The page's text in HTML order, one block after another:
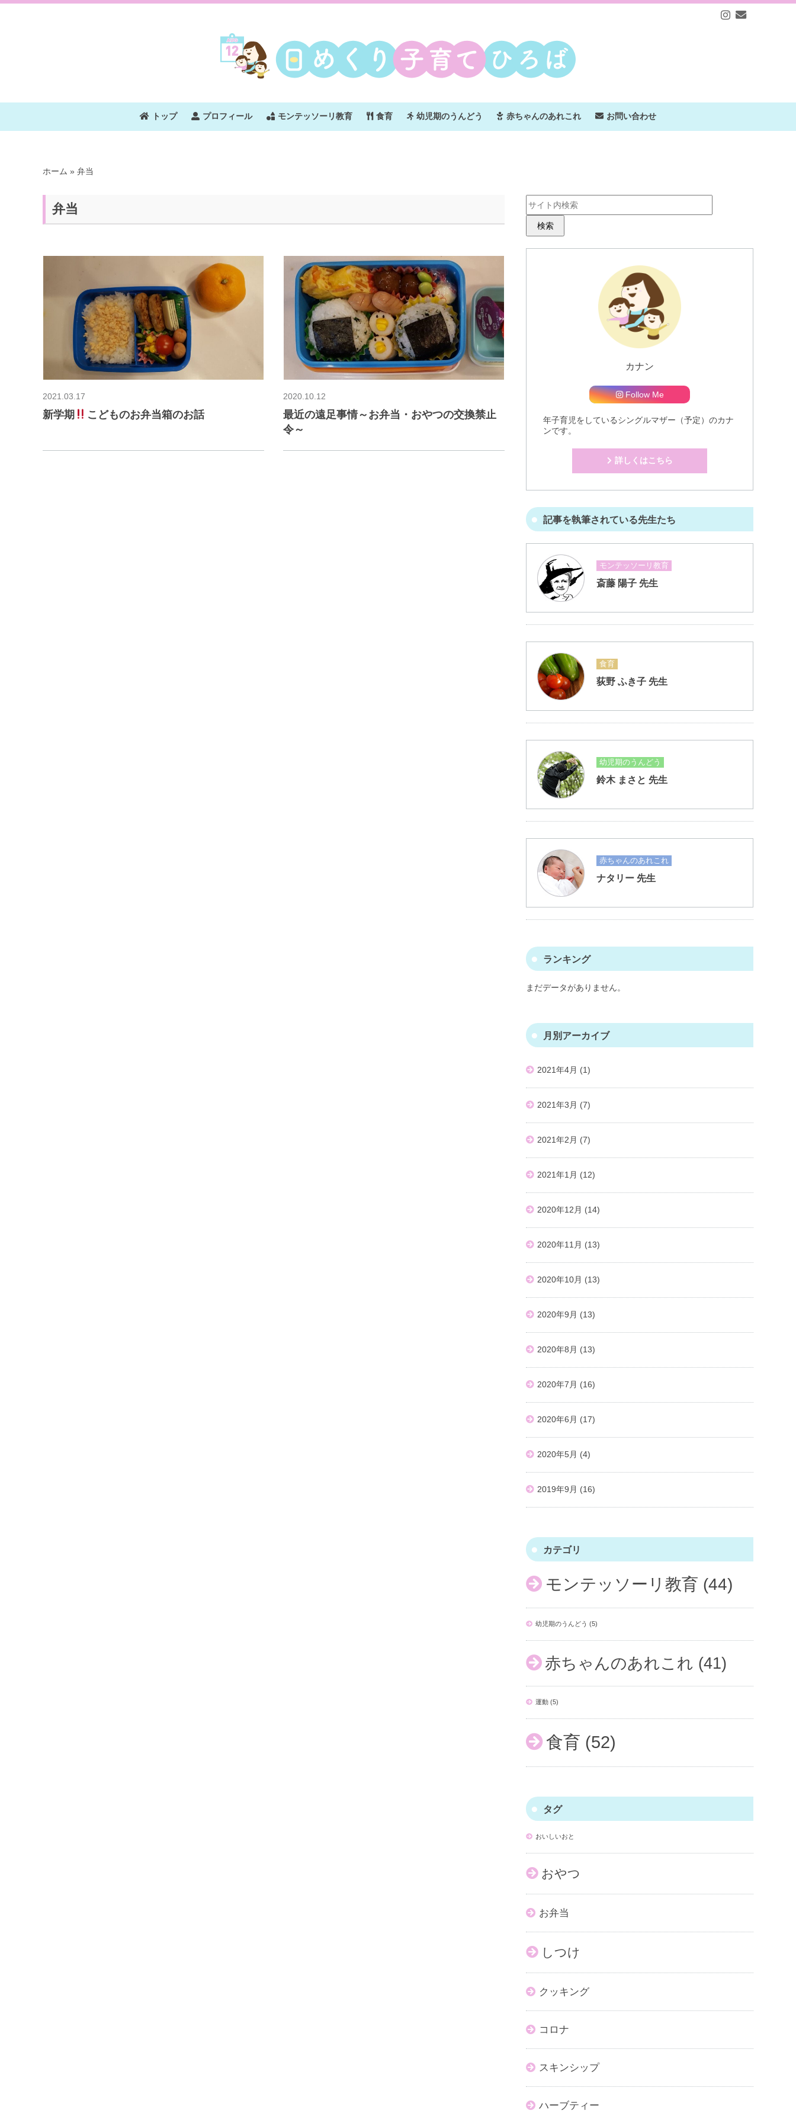
トップ プロフィール モンテッソーリ教育 食育 幼児期のうんどう 赤ちゃんのあれこれ お問い合わせ
ホーム » 弁当
弁当
2021.03.17
新学期 こどものお弁当箱のお話
2020.10.12
最近の遠足事情～お弁当・おやつの交換禁止
令～
検索
カナン
Follow Me
年子育児をしているシングルマザー（予定）のカナ
ンです。
詳しくはこちら
記事を執筆されている先生たち
モンテッソーリ教育
斎藤 陽子 先生
食育
荻野 ふき子 先生
幼児期のうんどう
鈴木 まさと 先生
赤ちゃんのあれこれ
ナタリー 先生
ランキング
まだデータがありません。
月別アーカイブ
2021年4月 (1)
2021年3月 (7)
2021年2月 (7)
2021年1月 (12)
2020年12月 (14)
2020年11月 (13)
2020年10月 (13)
2020年9月 (13)
2020年8月 (13)
2020年7月 (16)
2020年6月 (17)
2020年5月 (4)
2019年9月 (16)
カテゴリ
モンテッソーリ教育 (44)
幼児期のうんどう (5)
赤ちゃんのあれこれ (41)
運動 (5)
食育 (52)
タグ
おいしいおと
おやつ
お弁当
しつけ
クッキング
コロナ
スキンシップ
ハーブティー